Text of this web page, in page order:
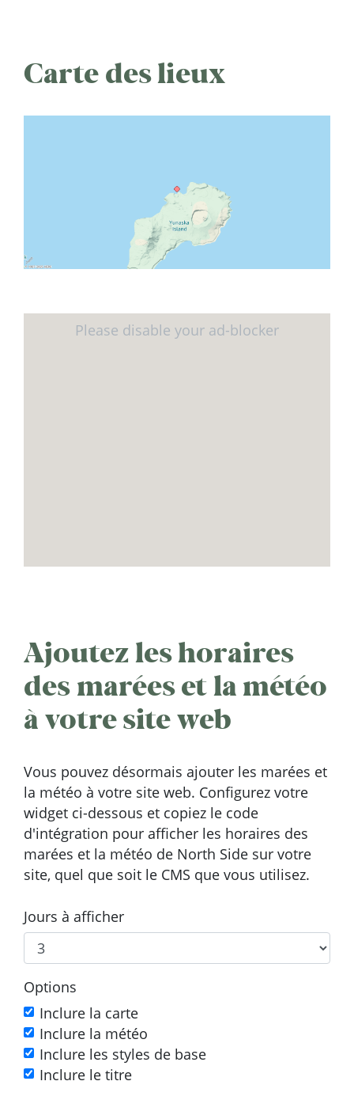
Carte des lieux
Ajoutez les horaires
des marées et la météo
à votre site web
Vous pouvez désormais ajouter les marées et
la météo à votre site web. Configurez votre
widget ci-dessous et copiez le code
d'intégration pour afficher les horaires des
marées et la météo de North Side sur votre
site, quel que soit le CMS que vous utilisez.
Jours à afficher
Options
Inclure la carte
Inclure la météo
Inclure les styles de base
Inclure le titre